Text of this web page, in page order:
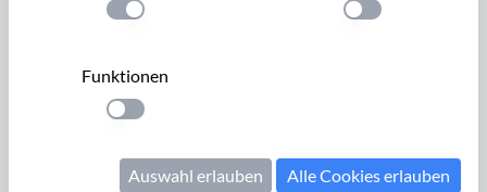
Veranlassung der österreichischen Kaiserin wurde 1774
dieser 3,8 km lange, schnurgerade Graben mitten im Venn
Limburg und dem Herzogtum Jülich beizulegen. Er trennt
Einstellung anwenden
Einstellung
Funktionen
Einstellung anwenden
Auswahl erlauben Alle Cookies erlauben